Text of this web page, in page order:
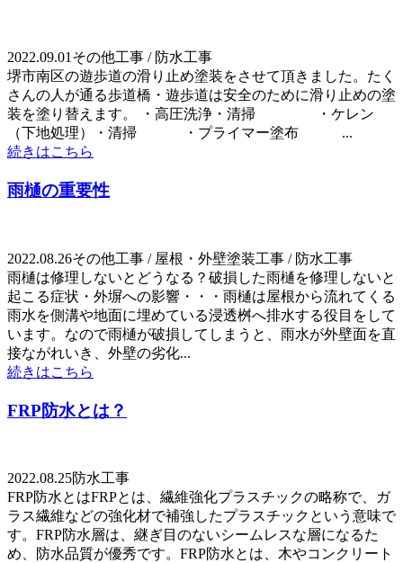
2022.09.01その他工事 / 防水工事
堺市南区の遊歩道の滑り止め塗装をさせて頂きました。たく
さんの人が通る歩道橋・遊歩道は安全のために滑り止めの塗
装を塗り替えます。 ・高圧洗浄・清掃 ・ケレン
（下地処理）・清掃 ・プライマー塗布 ...
続きはこちら
雨樋の重要性
2022.08.26その他工事 / 屋根・外壁塗装工事 / 防水工事
雨樋は修理しないとどうなる？破損した雨樋を修理しないと
起こる症状・外塀への影響・・・雨樋は屋根から流れてくる
雨水を側溝や地面に埋めている浸透桝へ排水する役目をして
います。なので雨樋が破損してしまうと、雨水が外壁面を直
接ながれいき、外壁の劣化...
続きはこちら
FRP防水とは？
2022.08.25防水工事
FRP防水とはFRPとは、繊維強化プラスチックの略称で、ガ
ラス繊維などの強化材で補強したプラスチックという意味で
す。FRP防水層は、継ぎ目のないシームレスな層になるた
め、防水品質が優秀です。FRP防水とは、木やコンクリート